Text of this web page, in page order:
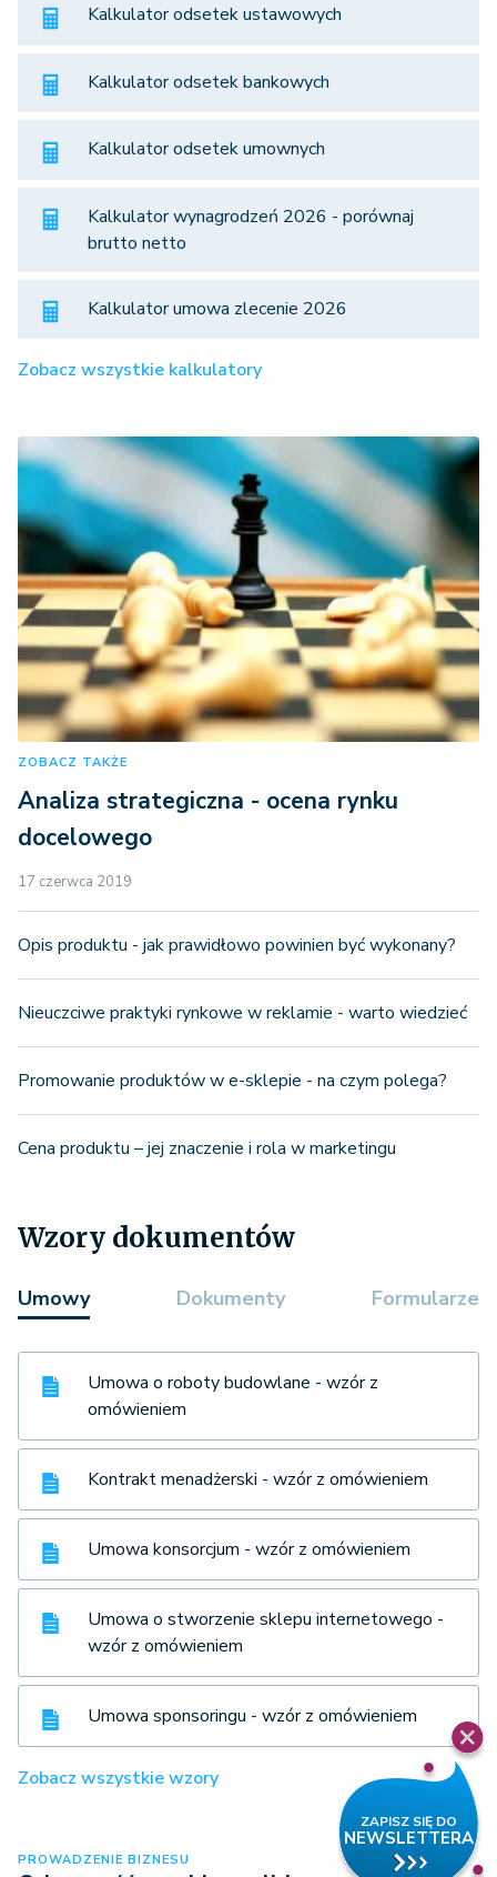
Kalkulator odsetek ustawowych
Kalkulator odsetek bankowych
Kalkulator odsetek umownych
Kalkulator wynagrodzeń 2026 - porównaj
brutto netto
Kalkulator umowa zlecenie 2026
Zobacz wszystkie kalkulatory
ZOBACZ TAKŻE
Analiza strategiczna - ocena rynku
docelowego
17 czerwca 2019
Opis produktu - jak prawidłowo powinien być wykonany?
Nieuczciwe praktyki rynkowe w reklamie - warto wiedzieć
Promowanie produktów w e-sklepie - na czym polega?
Cena produktu – jej znaczenie i rola w marketingu
Wzory dokumentów
Umowy Dokumenty Formularze
Umowa o roboty budowlane - wzór z
omówieniem
Kontrakt menadżerski - wzór z omówieniem
Umowa konsorcjum - wzór z omówieniem
Umowa o stworzenie sklepu internetowego -
wzór z omówieniem
Umowa sponsoringu - wzór z omówieniem
Zobacz wszystkie wzory
PROWADZENIE BIZNESU